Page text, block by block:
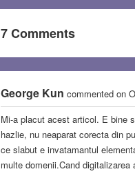
7 Comments
George Kun commented on
Mi-a placut acest articol. E bine
hazlie, nu neaparat corecta din
ce slabut e invatamantul
multe domenii.Cand